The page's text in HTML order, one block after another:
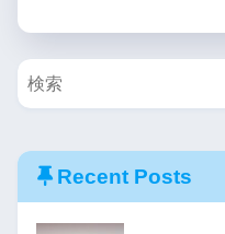
Recent Posts